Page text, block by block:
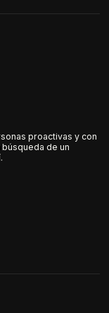
proactivas y con
de un